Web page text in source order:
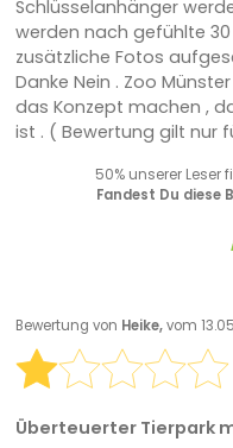
Schlüsselanhänger
werden nach gefühlte
zusätzliche Fotos
Danke Nein . Zoo
das Konzept machen ,
ist . ( Bewertung gilt nur
50% unserer Leser
Fandest Du diese
Bewertung von Heike,vom
Überteuerter Tierpark